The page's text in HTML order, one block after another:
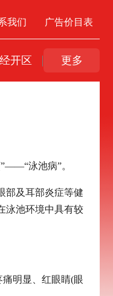
我们 广告价目表
经开区 更多
泳池病”。
部及耳部炎症等健
泳池环境中具有较
明显、红眼睛(眼